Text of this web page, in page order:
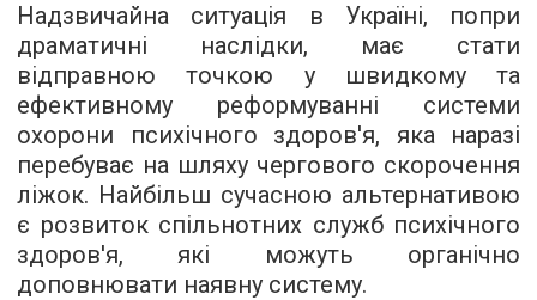
Надзвичайна ситуація в Україні, попри
драматичні наслідки, має стати
відправною точкою у швидкому та
ефективному реформуванні системи
охорони психічного здоров'я, яка наразі
перебуває на шляху чергового скорочення
ліжок. Найбільш сучасною альтернативою
є розвиток спільнотних служб психічного
здоров'я, які можуть органічно
доповнювати наявну систему.